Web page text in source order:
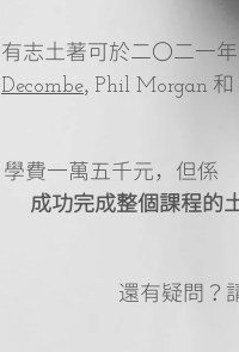
有志土著可於二〇二一
Decombe, Phil Morgan 和
學費一萬五千元，但係
成功完成整個課程的
還有疑問？